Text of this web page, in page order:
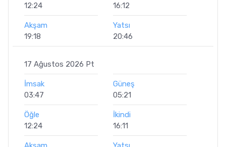
12:24
16:12
Akşam
19:18
Yatsı
20:46
17 Ağustos 2026 Pt
İmsak
03:47
Güneş
05:21
Öğle
12:24
İkindi
16:11